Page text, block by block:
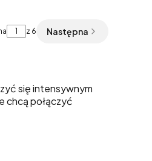
z 6 Następna
się intensywnym
chcą połączyć